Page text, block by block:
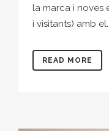
la marca i noves
i visitants) amb
READ MORE